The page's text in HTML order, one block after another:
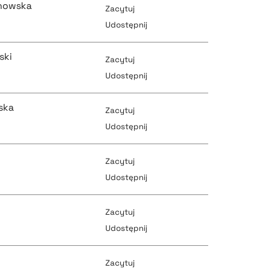
pobierz cytat
pobierz cytat
pobierz cytat
pobierz cytat
pobierz cytat
Zacytuj
Udostępnij
pobierz cytat
pobierz cytat
Zacytuj
Udostępnij
pobierz cytat
pobierz cytat
Zacytuj
Udostępnij
pobierz cytat
Zacytuj
Udostępnij
Zacytuj
Udostępnij
Zacytuj